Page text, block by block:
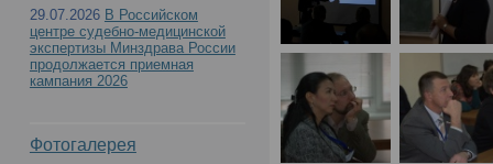
29.07.2026 В Российском
центре судебно-медицинской
экспертизы Минздрава России
продолжается приемная
кампания 2026
Фотогалерея